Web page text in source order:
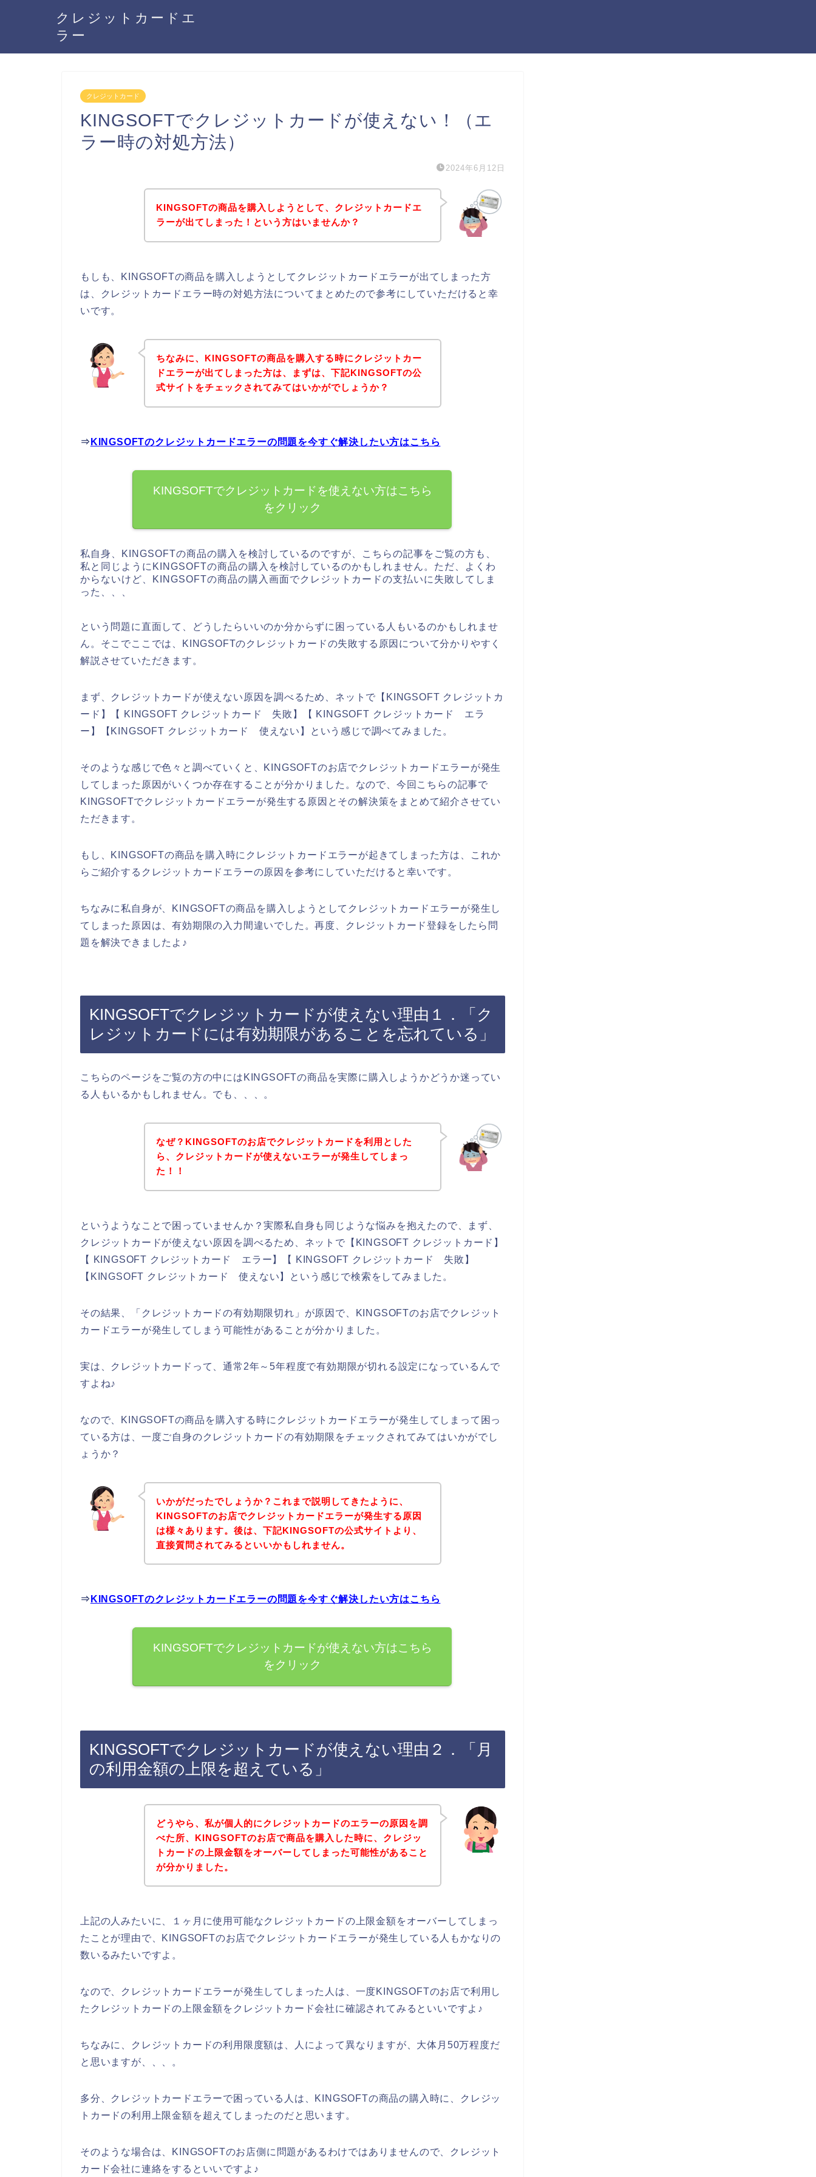
クレジットカードエ
ラー
クレジットカード
KINGSOFTでクレジットカードが使えない！（エ
ラー時の対処方法）
2024年6月12日
KINGSOFTの商品を購入しようとして、クレジットカードエ
ラーが出てしまった！という方はいませんか？
もしも、KINGSOFTの商品を購入しようとしてクレジットカードエラーが出てしまった方
は、クレジットカードエラー時の対処方法についてまとめたので参考にしていただけると幸
いです。
ちなみに、KINGSOFTの商品を購入する時にクレジットカー
ドエラーが出てしまった方は、まずは、下記KINGSOFTの公
式サイトをチェックされてみてはいかがでしょうか？
⇒ KINGSOFTのクレジットカードエラーの問題を今すぐ解決したい方はこちら
KINGSOFTでクレジットカードを使えない方はこちら
をクリック
私自身、KINGSOFTの商品の購入を検討しているのですが、こちらの記事をご覧の方も、
私と同じようにKINGSOFTの商品の購入を検討しているのかもしれません。ただ、よくわ
からないけど、KINGSOFTの商品の購入画面でクレジットカードの支払いに失敗してしま
った、、、
という問題に直面して、どうしたらいいのか分からずに困っている人もいるのかもしれませ
ん。そこでここでは、KINGSOFTのクレジットカードの失敗する原因について分かりやすく
解説させていただきます。
まず、クレジットカードが使えない原因を調べるため、ネットで【KINGSOFT クレジットカ
ード】【 KINGSOFT クレジットカード 失敗】【 KINGSOFT クレジットカード エラ
ー】【KINGSOFT クレジットカード 使えない】という感じで調べてみました。
そのような感じで色々と調べていくと、KINGSOFTのお店でクレジットカードエラーが発生
してしまった原因がいくつか存在することが分かりました。なので、今回こちらの記事で
KINGSOFTでクレジットカードエラーが発生する原因とその解決策をまとめて紹介させてい
ただきます。
もし、KINGSOFTの商品を購入時にクレジットカードエラーが起きてしまった方は、これか
らご紹介するクレジットカードエラーの原因を参考にしていただけると幸いです。
ちなみに私自身が、KINGSOFTの商品を購入しようとしてクレジットカードエラーが発生し
てしまった原因は、有効期限の入力間違いでした。再度、クレジットカード登録をしたら問
題を解決できましたよ♪
KINGSOFTでクレジットカードが使えない理由１．「ク
レジットカードには有効期限があることを忘れている」
こちらのページをご覧の方の中にはKINGSOFTの商品を実際に購入しようかどうか迷ってい
る人もいるかもしれません。でも、、、。
なぜ？KINGSOFTのお店でクレジットカードを利用とした
ら、クレジットカードが使えないエラーが発生してしまっ
た！！
というようなことで困っていませんか？実際私自身も同じような悩みを抱えたので、まず、
クレジットカードが使えない原因を調べるため、ネットで【KINGSOFT クレジットカード】
【 KINGSOFT クレジットカード エラー】【 KINGSOFT クレジットカード 失敗】
【KINGSOFT クレジットカード 使えない】という感じで検索をしてみました。
その結果、「クレジットカードの有効期限切れ」が原因で、KINGSOFTのお店でクレジット
カードエラーが発生してしまう可能性があることが分かりました。
実は、クレジットカードって、通常2年～5年程度で有効期限が切れる設定になっているんで
すよね♪
なので、KINGSOFTの商品を購入する時にクレジットカードエラーが発生してしまって困っ
ている方は、一度ご自身のクレジットカードの有効期限をチェックされてみてはいかがでし
ょうか？
いかがだったでしょうか？これまで説明してきたように、
KINGSOFTのお店でクレジットカードエラーが発生する原因
は様々あります。後は、下記KINGSOFTの公式サイトより、
直接質問されてみるといいかもしれません。
⇒ KINGSOFTのクレジットカードエラーの問題を今すぐ解決したい方はこちら
KINGSOFTでクレジットカードが使えない方はこちら
をクリック
KINGSOFTでクレジットカードが使えない理由２．「月
の利用金額の上限を超えている」
どうやら、私が個人的にクレジットカードのエラーの原因を調
べた所、KINGSOFTのお店で商品を購入した時に、クレジッ
トカードの上限金額をオーバーしてしまった可能性があること
が分かりました。
上記の人みたいに、１ヶ月に使用可能なクレジットカードの上限金額をオーバーしてしまっ
たことが理由で、KINGSOFTのお店でクレジットカードエラーが発生している人もかなりの
数いるみたいですよ。
なので、クレジットカードエラーが発生してしまった人は、一度KINGSOFTのお店で利用し
たクレジットカードの上限金額をクレジットカード会社に確認されてみるといいですよ♪
ちなみに、クレジットカードの利用限度額は、人によって異なりますが、大体月50万程度だ
と思いますが、、、。
多分、クレジットカードエラーで困っている人は、KINGSOFTの商品の購入時に、クレジッ
トカードの利用上限金額を超えてしまったのだと思います。
そのような場合は、KINGSOFTのお店側に問題があるわけではありませんので、クレジット
カード会社に連絡をするといいですよ♪